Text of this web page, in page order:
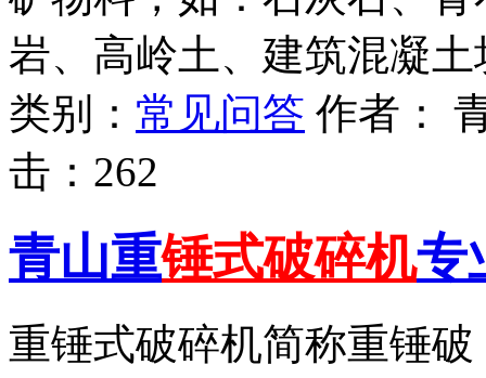
岩、高岭土、建筑混凝
类别： 常见问答 作者：
击： 262
青山重锤式破碎机专
重锤式破碎机简称重锤